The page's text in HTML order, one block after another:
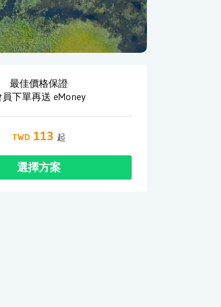
最佳價格保證
員下單再送 eMoney
113
選擇方案